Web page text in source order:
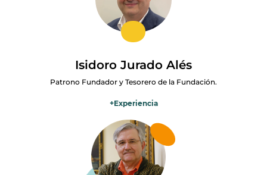
cabo de forma exitosa distintos proyectos transformacionales. Mi
experiencia como gestor nos debe ayudar a acercar y desarrollar
un modelo sostenible integral para que los Cuidados Paliativos
como voluntario durante más de 20 años en acompañamiento a
personas necesitadas en distintos campos.
Isidoro Jurado Alés
Patrono Fundador y Tesorero de la Fundación.
+Experiencia
Licenciado en Ciencias Económicas y Empresariales por la
Universidad Autónoma de Madrid. Con una trayectoria profesional
de más de 30 años ligada a la auditoria y el control de gestión
como ejecutivo de sociedades cotizadas en IBERDROLA e INDRA.
Soy miembro del Consejo Asesor de la Hermandad de Salutación y